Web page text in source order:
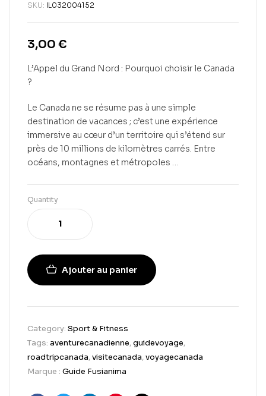
SKU: IL032004152
3,00 €
L’Appel du Grand Nord : Pourquoi choisir le Canada
?
Le Canada ne se résume pas à une simple
destination de vacances ; c’est une expérience
immersive au cœur d’un territoire qui s’étend sur
près de 10 millions de kilomètres carrés. Entre
océans, montagnes et métropoles …
Quantity
Ajouter au panier
Category: Sport & Fitness
Tags: aventurecanadienne,guidevoyage,
roadtripcanada,visitecanada,voyagecanada
Marque : Guide Fusianima